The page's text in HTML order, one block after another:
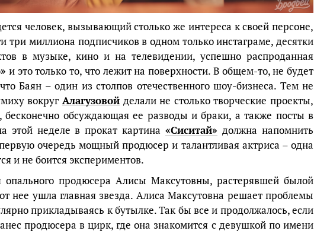
человек, вызывающий столько же интереса к своей персоне,
три миллиона подписчиков в одном только инстаграме, десятки
в музыке, кино и на телевидении, успешно распроданная
и это только то, что лежит на поверхности. В общем-то, не будет
Баян – один из столпов отечественного шоу-бизнеса. Тем не
вокруг Алагузовой делали не столько творческие проекты,
, бесконечно обсуждающая ее разводы и браки, а также посты в
этой неделе в прокат картина«Сиситай» должна напомнить
очередь мощный продюсер и талантливая актриса – одна
и не боится экспериментов.
продюсера Алисы Максутовны, растерявшей былой
нее ушла главная звезда. Алиса Максутовна решает проблемы
прикладываясь к бутылке. Так бы все и продолжалось, если
продюсера в цирк, где она знакомится с девушкой по имени